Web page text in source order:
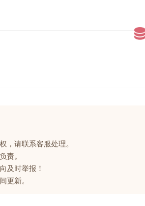
，请联系客服处理。
责。
及时举报！
更新。